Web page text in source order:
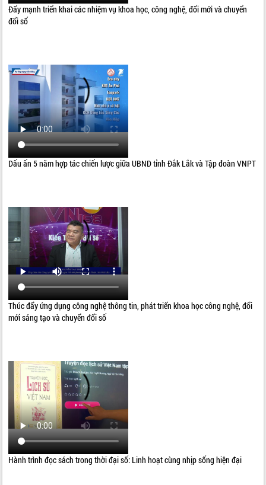
Đẩy mạnh triển khai các nhiệm vụ khoa học, công nghệ, đổi mới và chuyển
đổi số
Dấu ấn 5 năm hợp tác chiến lược giữa UBND tỉnh Đắk Lắk và Tập đoàn VNPT
Thúc đẩy ứng dụng công nghệ thông tin, phát triển khoa học công nghệ, đổi
mới sáng tạo và chuyển đổi số
Hành trình đọc sách trong thời đại số: Linh hoạt cùng nhịp sống hiện đại